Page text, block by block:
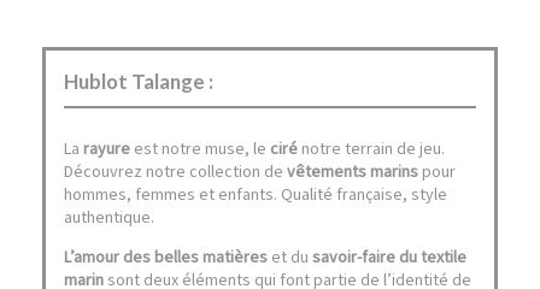
Hublot Talange :
La rayure est notre muse, le ciré notre terrain de jeu.
Découvrez notre collection de vêtements marins pour
hommes, femmes et enfants. Qualité française, style
authentique.
L’amour des belles matières et du savoir-faire du textile
marin sont deux éléments qui font partie de l’identité de